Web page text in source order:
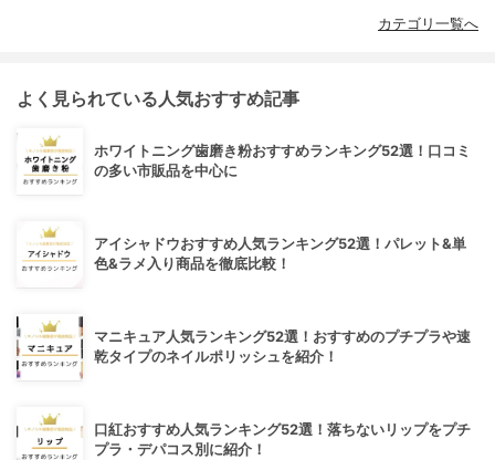
カテゴリ一覧へ
よく見られている人気おすすめ記事
ホワイトニング歯磨き粉おすすめランキング52選！口コミ
の多い市販品を中心に
アイシャドウおすすめ人気ランキング52選！パレット&単
色&ラメ入り商品を徹底比較！
マニキュア人気ランキング52選！おすすめのプチプラや速
乾タイプのネイルポリッシュを紹介！
口紅おすすめ人気ランキング52選！落ちないリップをプチ
プラ・デパコス別に紹介！